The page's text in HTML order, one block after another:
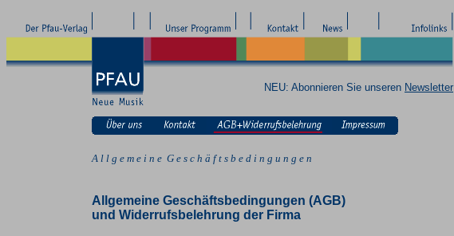
NEU: Abonnieren Sie unseren Newsletter
A l l g e m e i n e G e s c h ä f t s b e d i n g u n g e n
Allgemeine Geschäftsbedingungen (AGB)
und Widerrufsbelehrung der Firma